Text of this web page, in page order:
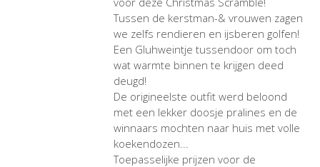
Tussen de kerstman-& vrouwen zagen
we zelfs rendieren en ijsberen golfen!
Een Gluhweintje tussendoor om toch
wat warmte binnen te krijgen deed
deugd!
De origineelste outfit werd beloond
met een lekker doosje pralines en de
winnaars mochten naar huis met volle
koekendozen...
Toepasselijke prijzen voor de